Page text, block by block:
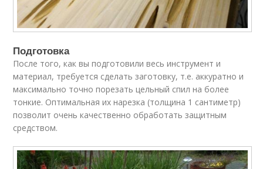
Подготовка
После того, как вы подготовили весь инструмент и
материал, требуется сделать заготовку, т.е. аккуратно и
максимально точно порезать цельный спил на более
тонкие. Оптимальная их нарезка (толщина 1 сантиметр)
позволит очень качественно обработать защитным
средством.